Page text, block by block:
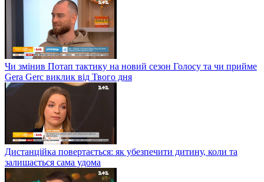
Чи змінив Потап тактику на новий сезон Голосу та чи прийме
Gera Gerc виклик від Твого дня
Дистанційка повертається: як убезпечити дитину, коли та
залишається сама удома